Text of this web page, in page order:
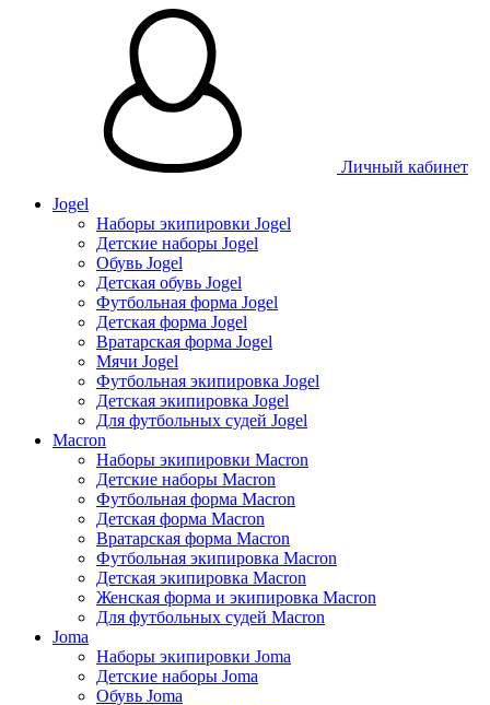
Личный кабинет
Jogel
Наборы экипировки Jogel
Детские наборы Jogel
Обувь Jogel
Детская обувь Jogel
Футбольная форма Jogel
Детская форма Jogel
Вратарская форма Jogel
Мячи Jogel
Футбольная экипировка Jogel
Детская экипировка Jogel
Для футбольных судей Jogel
Macron
Наборы экипировки Macron
Детские наборы Macron
Футбольная форма Macron
Детская форма Macron
Вратарская форма Macron
Футбольная экипировка Macron
Детская экипировка Macron
Женская форма и экипировка Macron
Для футбольных судей Macron
Joma
Наборы экипировки Joma
Детские наборы Joma
Обувь Joma